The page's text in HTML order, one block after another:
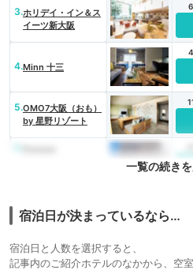
3.ホリデイ・イン＆ス
イーツ新大阪
4.Minn 十三
5.OMO7大阪（おも）
by 星野リゾート
大阪
8.ESLEAD HOTEL
NAMBA SOUTH III
一覧の続き
宿泊日が決まっているなら…
宿泊日と人数を選択すると、
記事内のご紹介ホテルのなかから、空